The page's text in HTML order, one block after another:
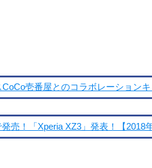
壱番屋とのコラボレーションキ
売！「Xperia XZ3」発表！【2018